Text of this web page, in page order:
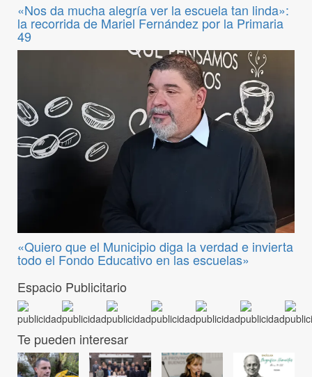
«Nos da mucha alegría ver la escuela tan linda»:
la recorrida de Mariel Fernández por la Primaria
49
«Quiero que el Municipio diga la verdad e invierta
todo el Fondo Educativo en las escuelas»
Espacio Publicitario
Te pueden interesar